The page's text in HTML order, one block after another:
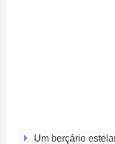
Um berçário